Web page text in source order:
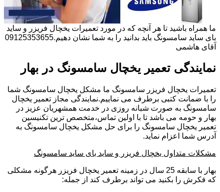
ما همراه باشید تا هر آنچه که در مورد تعمیرات یخچال فریزر و ساید
بای ساید سامسونگ باید بدانید را به شما نشان دهیم.09125353655
آقای هاشمی
نمایندگی تعمیر یخچال سامسونگ در بهار
تعمیرات یخچال فریزر سامسونگ ما مشکل یخچال سامسونگ شما
را با ضمانت کتبی برطرف می نماییم.نمایندگی مجاز تعمیر یخچال
سامسونگ به صورت شبانه روزی در خدمت همشهریان عزیز در
بهار و حومه می باشد تا با اولین تماس،متخصص ترین تکنیسین
تعمیر یخچال سامسونگ را برای حل مشکل یخچال سامسونگ به
آدرس شما اعزام نماید.
مشکلات متداول یخچال فریزر و ساید بای ساید سامسونگ
بهار با سابقه 25 سال در زمینه تعمیر یخچال فریزر هرگونه مشکلی
که فکرش را بکنید می تواند برطرف کند از جمله: